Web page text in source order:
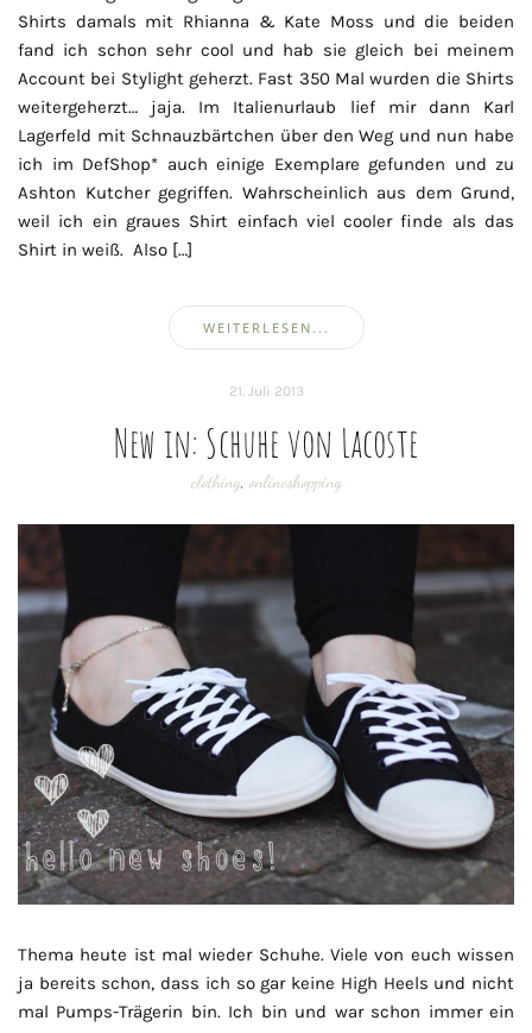
Shirts damals mit Rhianna & Kate Moss und die beiden
fand ich schon sehr cool und hab sie gleich bei meinem
Account bei Stylight geherzt. Fast 350 Mal wurden die Shirts
weitergeherzt… jaja. Im Italienurlaub lief mir dann Karl
Lagerfeld mit Schnauzbärtchen über den Weg und nun habe
ich im DefShop* auch einige Exemplare gefunden und zu
Ashton Kutcher gegriffen. Wahrscheinlich aus dem Grund,
weil ich ein graues Shirt einfach viel cooler finde als das
Shirt in weiß. Also […]
WEITERLESEN...
21. Juli 2013
New in: Schuhe von Lacoste
clothing onlineshopping
Thema heute ist mal wieder Schuhe. Viele von euch wissen
ja bereits schon, dass ich so gar keine High Heels und nicht
mal Pumps-Trägerin bin. Ich bin und war schon immer ein